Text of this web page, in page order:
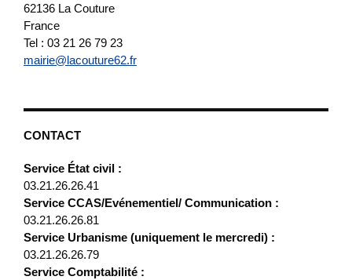
62136 La Couture
France
Tel : 03 21 26 79 23
mairie@lacouture62.fr
CONTACT
Service État civil :
03.21.26.26.41
Service CCAS/Evénementiel/ Communication :
03.21.26.26.81
Service Urbanisme (uniquement le mercredi) :
03.21.26.26.79
Service Comptabilité :